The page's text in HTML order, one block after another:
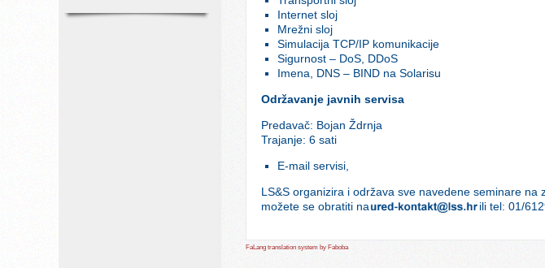
Internet sloj
Mrežni sloj
Simulacija TCP/IP komunikacije
Sigurnost – DoS, DDoS
Imena, DNS – BIND na Solarisu
Održavanje javnih servisa
Predavač: Bojan Ždrnja
Trajanje: 6 sati
E-mail servisi,
LS&S organizira i održava sve navedene seminare
možete se obratiti na
ili tel: 01/
FaLang translation system by Faboba